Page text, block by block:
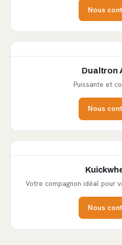
Nous
Dualtron
Puissante et
Nous
Votre compagnon idéal pour
Nous